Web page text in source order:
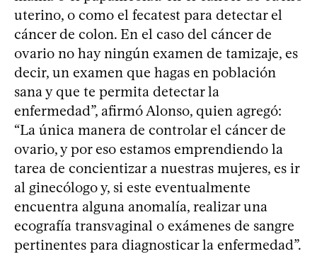
uterino, o como el fecatest para detectar el
cáncer de colon. En el caso del cáncer de
ovario no hay ningún examen de tamizaje, es
decir, un examen que hagas en población
sana y que te permita detectar la
enfermedad”, afirmó Alonso, quien agregó:
“La única manera de controlar el cáncer de
ovario, y por eso estamos emprendiendo la
tarea de concientizar a nuestras mujeres, es ir
al ginecólogo y, si este eventualmente
encuentra alguna anomalía, realizar una
ecografía transvaginal o exámenes de sangre
pertinentes para diagnosticar la enfermedad”.